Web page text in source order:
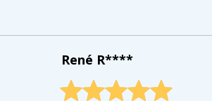
René R****